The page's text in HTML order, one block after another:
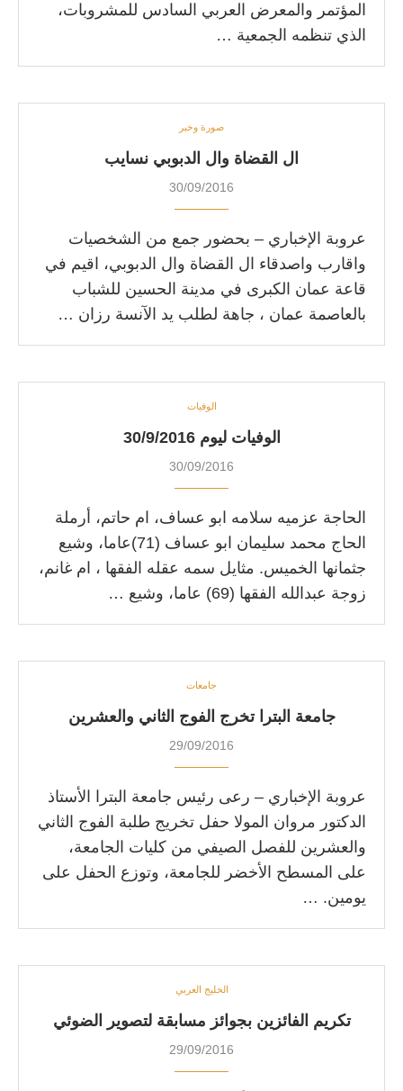
المؤتمر والمعرض العربي السادس للمشروبات،
الذي تنظمه الجمعية …
صورة وخبر
ال القضاة وال الدبوبي نسايب
30/09/2016
عروبة الإخباري – بحضور جمع من الشخصيات
واقارب واصدقاء ال القضاة وال الدبوبي، اقيم في
قاعة عمان الكبرى في مدينة الحسين للشباب
بالعاصمة عمان ، جاهة لطلب يد الآنسة رزان …
الوفيات
الوفيات ليوم 30/9/2016
30/09/2016
الحاجة عزميه سلامه ابو عساف، ام حاتم، أرملة
الحاج محمد سليمان ابو عساف (71)عاما، وشيع
جثمانها الخميس. مثايل سمه عقله الفقها ، ام غانم،
زوجة عبدالله الفقها (69) عاما، وشيع …
جامعات
جامعة البترا تخرج الفوج الثاني والعشرين
29/09/2016
عروبة الإخباري – رعى رئيس جامعة البترا الأستاذ
الدكتور مروان المولا حفل تخريج طلبة الفوج الثاني
والعشرين للفصل الصيفي من كليات الجامعة،
على المسطح الأخضر للجامعة، وتوزع الحفل على
يومين. …
الخليج العربي
تكريم الفائزين بجوائز مسابقة لتصوير الضوئي
29/09/2016